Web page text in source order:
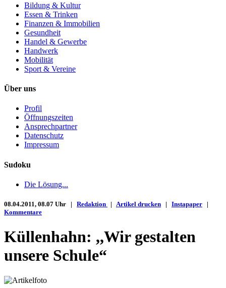
Bildung & Kultur
Essen & Trinken
Finanzen & Immobilien
Gesundheit
Handel & Gewerbe
Handwerk
Mobilität
Sport & Vereine
Über uns
Profil
Öffnungszeiten
Ansprechpartner
Datenschutz
Impressum
Sudoku
Die Lösung...
08.04.2011, 08.07 Uhr | Redaktion | Artikel drucken | Instapaper |
Kommentare
Küllenhahn: ,,Wir gestalten
unsere Schule“